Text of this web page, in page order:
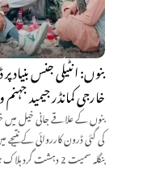
بنوں: انٹیلی جنس بنیاد
خارجی کمانڈر جیمید
بنوں کے علاقے جانی خیل
کی گئی ڈرون کارروائی کے نتیجے
بنگلہ سمیت 2 دہشت گرد ہلاک ہو گئے۔